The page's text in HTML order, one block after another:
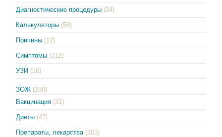
Диагностические процедуры (24)
Калькуляторы (58)
Причины (12)
Симптомы (212)
УЗИ (16)
ЗОЖ (290)
Вакцинация (31)
Диеты (47)
Препараты, лекарства (163)